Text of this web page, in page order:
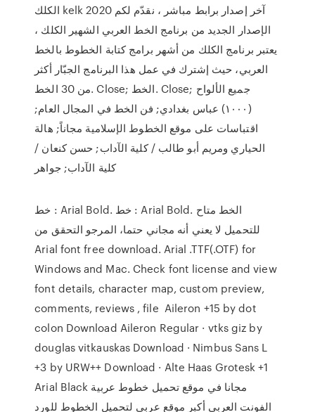
الكلك kelk 2020 آخر إصدار برابط مباشر ، نقدّم لكم
الإصدار الجديد من برنامج الخط العربي الشهير الكلك ،
يعتبر برنامج الكلك من أشهر برامج كتابة الخطوط بالخط
العربي، حيث إشترك في عمل هذا البرنامج الجبّار أكثر
من 30 الخط. Close; الخط. Close; جميع الألواح
(۱۰۰۰) عباس بغدادي; فن الخط في المجال العام;
اقتباسات على موقع الخطوط الإسلامية مجاناً; هالة
الحياري ومريم أبو طالب / كلية الآداب; حسن كنعان /
كلية الآداب; جواهر
خط : Arial Bold. خط : Arial Bold. الخط متاح
للتحميل لا يعني أنه مجاني حتما، المرجو التحقق من
Arial font free download. Arial .TTF(.OTF) for
Windows and Mac. Check font license and view
font details, character map, custom preview,
comments, reviews , file Aileron +15 by dot
colon Download Aileron Regular · vtks giz by
douglas vitkauskas Download · Nimbus Sans L
+3 by URW++ Download · Alte Haas Grotesk +1
Arial Black مجانا في موقع تحميل خطوط عربية
الفونت العربي أكبر موقع عربي لتحميل الخطوط للورد